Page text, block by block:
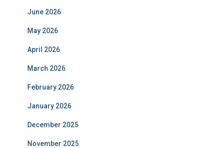
June 2026
May 2026
April 2026
March 2026
February 2026
January 2026
December 2025
November 2025